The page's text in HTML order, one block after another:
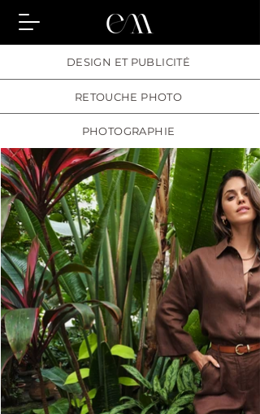
DESIGN ET PUBLICITÉ
PHOTOGRAPHIE
RETOUCHE PHOTO